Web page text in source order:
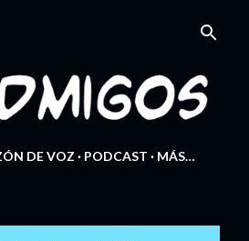
DE VOZ PODCAST MÁS…